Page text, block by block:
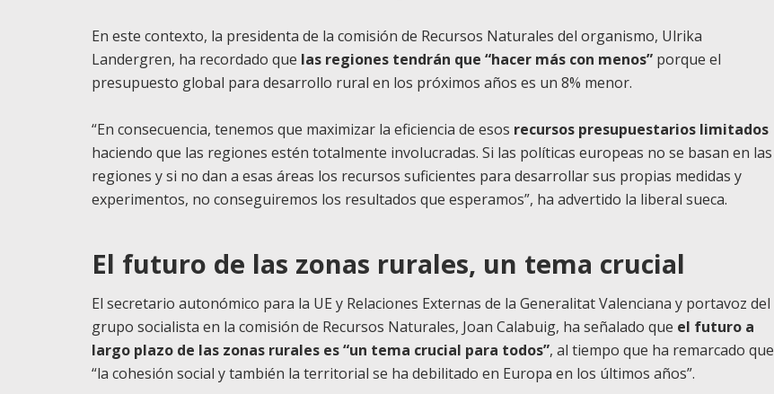
En este contexto, la presidenta de la comisión de Recursos Naturales del organismo, Ulrika
Landergren, ha recordado que las regiones tendrán que “hacer más con menos” porque el
presupuesto global para desarrollo rural en los próximos años es un 8% menor.
“En consecuencia, tenemos que maximizar la eficiencia de esos recursos presupuestarios limitados
haciendo que las regiones estén totalmente involucradas. Si las políticas europeas no se basan en las
regiones y si no dan a esas áreas los recursos suficientes para desarrollar sus propias medidas y
experimentos, no conseguiremos los resultados que esperamos”, ha advertido la liberal sueca.
El futuro de las zonas rurales, un tema crucial
El secretario autonómico para la UE y Relaciones Externas de la Generalitat Valenciana y portavoz del
grupo socialista en la comisión de Recursos Naturales, Joan Calabuig, ha señalado que el futuro a
largo plazo de las zonas rurales es “un tema crucial para todos”, al tiempo que ha remarcado que
“la cohesión social y también la territorial se ha debilitado en Europa en los últimos años”.